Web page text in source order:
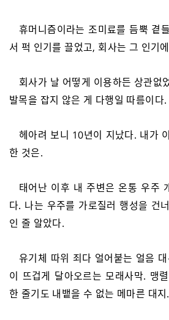
휴머니즘이라는 조미료를 듬뿍 곁
서 퍽 인기를 끌었고, 회사는 그 인기
회사가 날 어떻게 이용하든 상관없
발목을 잡지 않은 게 다행일 따름이다.
헤아려 보니 10년이 지났다. 내가
한 것은.
태어난 이후 내 주변은 온통 우주
다. 나는 우주를 가로질러 행성을 건
인 줄 알았다.
유기체 따위 죄다 얼어붙는 얼음
이 뜨겁게 달아오르는 모래사막. 맹
한 줄기도 내뱉을 수 없는 메마른 대지.